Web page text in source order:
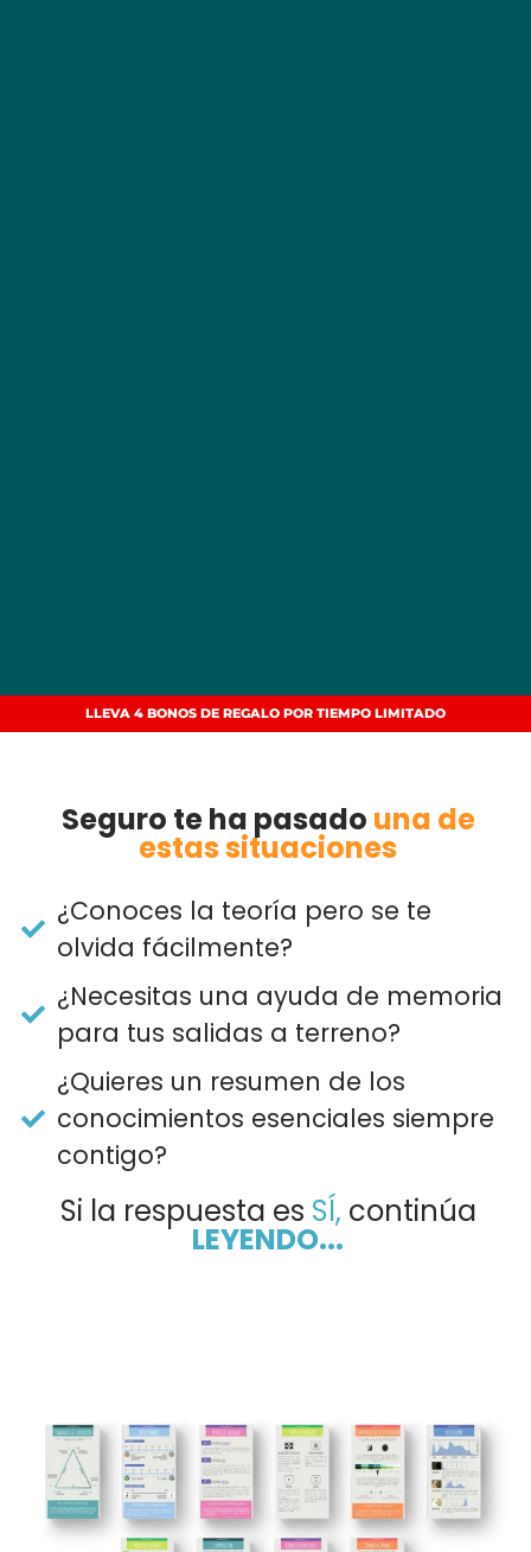
LLEVA 4 BONOS DE REGALO POR TIEMPO LIMITADO
Seguro te ha pasado una de
estas situaciones
​¿Conoces la teoría pero se te
olvida fácilmente?
¿Necesitas una ayuda de memoria
para tus salidas a terreno?
​¿Quieres un resumen de los
conocimientos esenciales siempre
contigo?
Si la respuesta es SÍ, continúa
LEYENDO...